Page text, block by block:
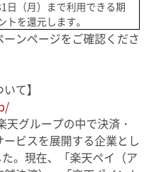
日（月）まで利用できる期
トを還元します。
ンページをご確認くださ
て】
グループの中で決済・
ビスを展開する企業とし
。現在、「楽天ペイ（ア